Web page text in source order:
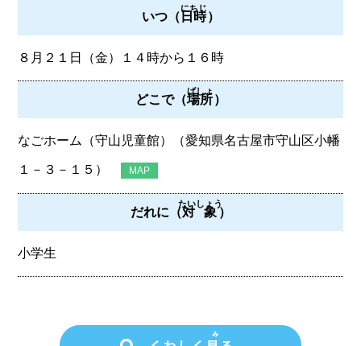
いつ（日時
にちじ
）
８月２１日（金）１４時から１６時
どこで（場所
ばしょ
）
なごホーム（守山児童館）（愛知県名古屋市守山区小幡
１－３－１５） MAP
だれに（対象
たいしょう
）
小学生